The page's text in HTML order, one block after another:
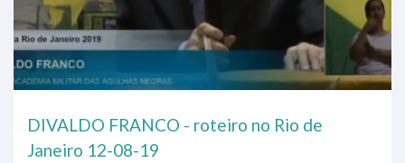
DIVALDO FRANCO - roteiro no Rio de
Janeiro 12-08-19